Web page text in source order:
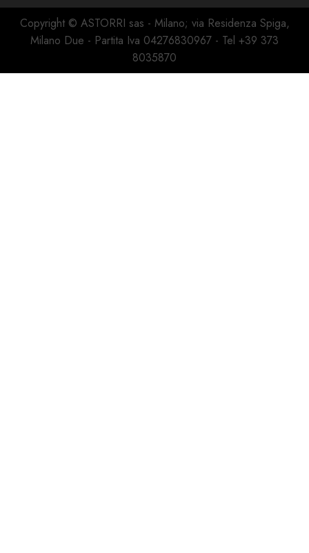
Copyright © ASTORRI sas - Milano; via Residenza Spiga,
Milano Due - Partita Iva 04276830967 - Tel +39 373
8035870